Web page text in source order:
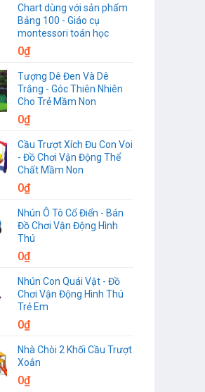
Chart dùng với sản phẩm
Bảng 100 - Giáo cụ
montessori toán học
0₫
Tượng Dê Đen Và Dê
Trắng - Góc Thiên Nhiên
Cho Trẻ Mầm Non
0₫
Cầu Trượt Xích Đu Con Voi
- Đồ Chơi Vận Động Thể
Chất Mầm Non
0₫
Nhún Ô Tô Cổ Điển - Bán
Đồ Chơi Vận Động Hình
Thú
0₫
Nhún Con Quái Vật - Đồ
Chơi Vận Động Hình Thú
Trẻ Em
0₫
Nhà Chòi 2 Khối Cầu Trượt
Xoắn
0₫